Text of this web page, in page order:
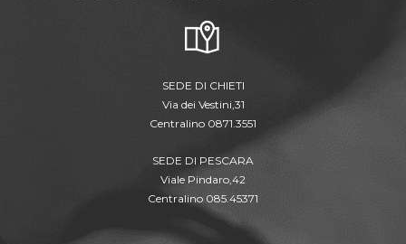
SEDE DI CHIETI
Via dei Vestini,31
Centralino 0871.3551
SEDE DI PESCARA
Viale Pindaro,42
Centralino 085.45371